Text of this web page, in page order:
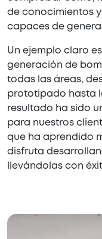
de conocimientos
capaces de
Un ejemplo claro
generación de
todas las áreas,
prototipado hasta
resultado ha sido
para nuestros
que ha aprendido
disfruta
llevándolas con